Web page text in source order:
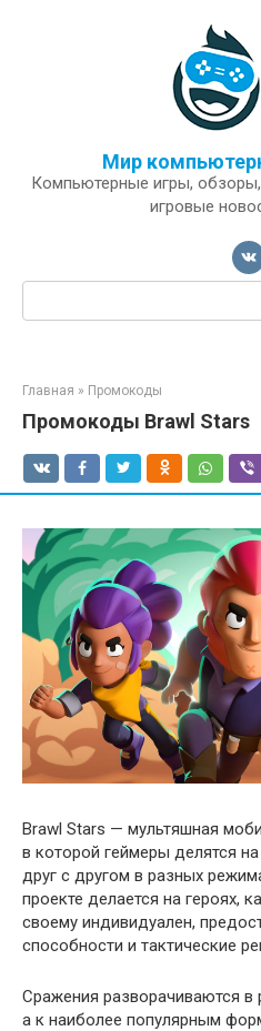
Мир
Компьютерные игры,
игровые
Поиск:
Главная » Промокоды
Промокоды Brawl Stars
Brawl Stars — мультяшная
в которой геймеры делятся
друг с другом в разных
проекте делается на героях,
своему индивидуален,
способности и тактические
Сражения разворачиваются в
а к наиболее популярным